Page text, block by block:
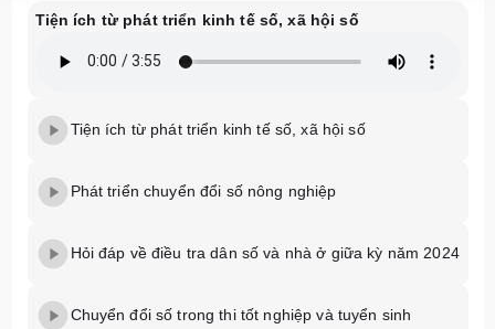
Tiện ích từ phát triển kinh tế số, xã hội số
Tiện ích từ phát triển kinh tế số, xã hội số
Phát triển chuyển đổi số nông nghiệp
Hỏi đáp về điều tra dân số và nhà ở giữa kỳ năm 2024
Chuyển đổi số trong thi tốt nghiệp và tuyển sinh